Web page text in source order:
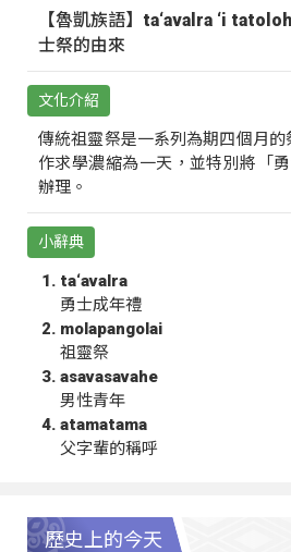
【魯凱族語】ta‘avalra ‘i
士祭的由來
文化介紹
傳統祖靈祭是一系列為期四個月
作求學濃縮為一天，並特別將「
辦理。
小辭典
ta‘avalra
勇士成年禮
molapangolai
祖靈祭
asavasavahe
男性青年
atamatama
父字輩的稱呼
歷史上的今天